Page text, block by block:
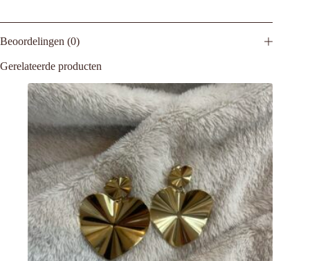
Beoordelingen (0)
Gerelateerde producten